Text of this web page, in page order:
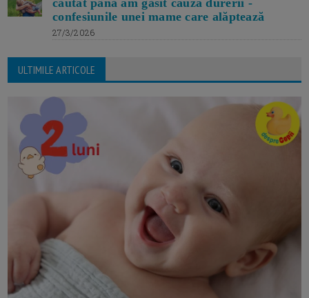
căutat până am găsit cauza durerii -
confesiunile unei mame care alăptează
27/3/2026
ULTIMILE ARTICOLE